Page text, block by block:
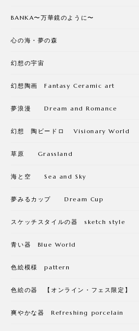
BANKA〜万華鏡のように〜
心の海・夢の森
幻想の宇宙
幻想陶画 Fantasy Ceramic art
夢浪漫 Dream and Romance
幻想 陶ビードロ Visionary World
草原 Grassland
海と空 Sea and Sky
夢みるカップ Dream Cup
スケッチスタイルの器 sketch style
青い器 Blue World
色絵模様 pattern
色絵の器 【オンライン・フェス限定】
爽やかな器 Refreshing porcelain